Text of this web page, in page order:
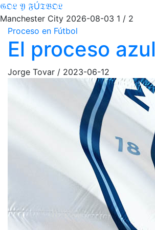
𝔊𝔒𝔏 𝔜 𝔉Ú𝔗𝔅𝔒𝔏
Manchester City 2026-08-03 1 / 2
Proceso en Fútbol
El proceso azul
Jorge Tovar / 2023-06-12